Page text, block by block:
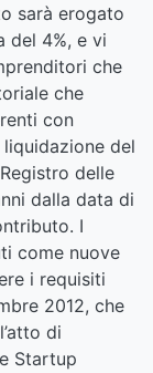
sarà erogato
del 4%, e vi
che
che
con
liquidazione del
delle
dalla data di
I
come nuove
i requisiti
2012, che
di
Startup